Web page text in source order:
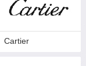
Cartier